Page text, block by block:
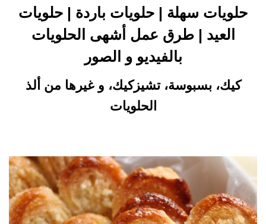
حلويات سهلة | حلويات باردة | حلويات
العيد | طرق عمل أشهى الحلويات
بالفيديو و الصور
كيك، بسبوسة، تشيزكيك، و غيرها من ألذ
الحلويات